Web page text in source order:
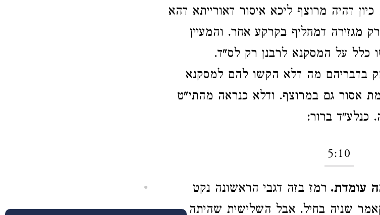
דהיה מרוצף ליכא איסור דאורייתא דהא
מגזירה דמחליף בקרקע אחר. והמעיין
כלל על המסקנא לרבנן רק לס"ד.
בדבריהם מה דלא הקשו להם למסקנא
אסור גם במרוצף. ודלא כנראה מהתי"ט
כנלע"ד ברור:
5:10
עומדת. רמז בזה דגבי הראשונה נקט
שניה בחיל. אבל השלישית שהיתה